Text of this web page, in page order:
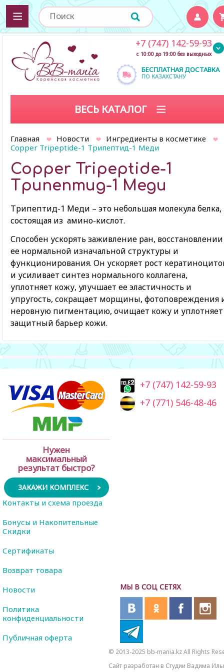
БЕСПЛАТНАЯ ДОСТАВКА
ПО КАЗАХСТАНУ
+7 (747) 142-59-93
с 10:00 до 19:00 без выходных
ВЕСЬ КАТАЛОГ
Главная Новости
Ингредиенты в косметике
Copper Tripeptide-1 Трипептид-1 Меди
Copper Tripeptide-1
Трипептид-1 Меди
Трипептид-1 Меди – это небольшая молекула белка,
состоящая из амино-кислот.
Способен ускорять заживление ран, восстановлении
ее нормальной изначальной структуры и
функционирования. Он ускоряет рост
и усиливает синтез нормального коллагена,
уплотняет кожу, улучшает ее эластичность и
упругость, сокращает морщины, фотоповреждения
неровную пигментацию, очищает кожу и уплотняет
защитный барьер кожи.
Нужен
максимальный
результат быстро?
ЗАКАЖИ КОМПЛЕКС
+7 (747) 142-59-93
+7 (771) 546-48-46
МЫ В СОЦ СЕТЯХ
Контакты и схема проезда
Бонусы и Накопительные
Скидки
Сертификаты
Возврат товара
Новости
Политика
конфиденциальности
Публичная оферта
© 2013-2025 bb-mania.kz All Rights
Сайт разработан в Студии Вадима